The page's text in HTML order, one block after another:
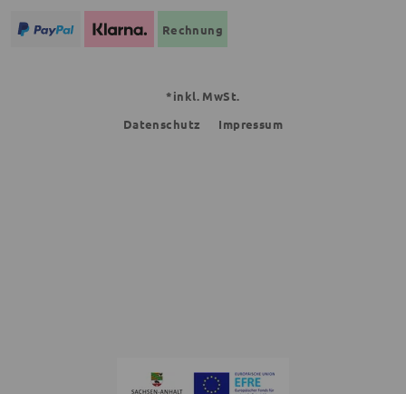
Rechnung
*inkl. MwSt.
Datenschutz
Impressum